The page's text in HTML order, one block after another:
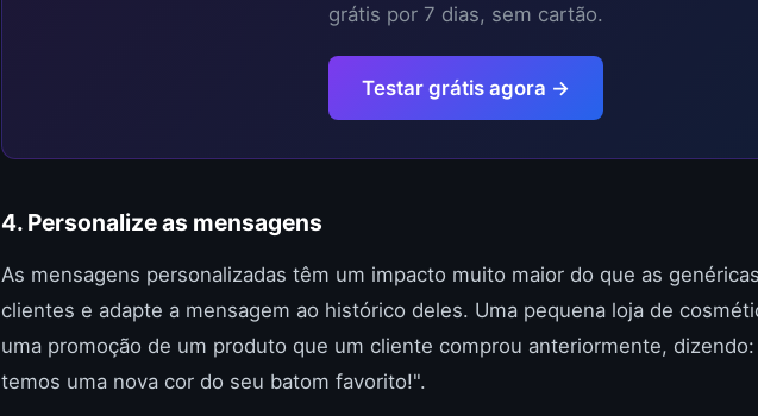
grátis por 7 dias, sem cartão.
Testar grátis agora →
4. Personalize as mensagens
As mensagens personalizadas têm um impacto muito maior do que as
clientes e adapte a mensagem ao histórico deles. Uma pequena loja de
uma promoção de um produto que um cliente comprou anteriormente,
temos uma nova cor do seu batom favorito!".